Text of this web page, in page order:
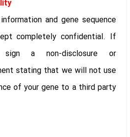
and gene sequence
completely confidential. If
a non-disclosure or
stating that we will not use
of your gene to a third party